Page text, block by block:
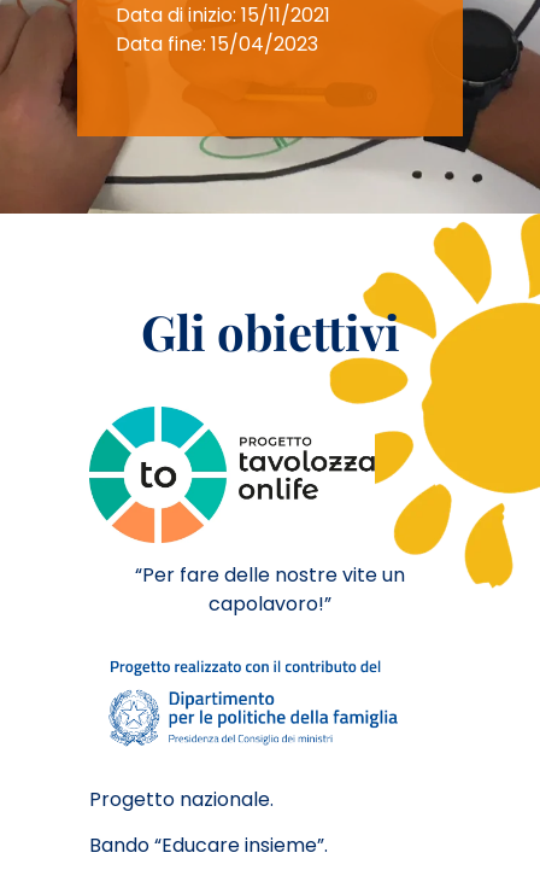
Data di inizio: 15/11/2021
Data fine: 15/04/2023
Gli obiettivi
“Per fare delle nostre vite un
capolavoro!”
Progetto nazionale.
Bando “Educare insieme”.